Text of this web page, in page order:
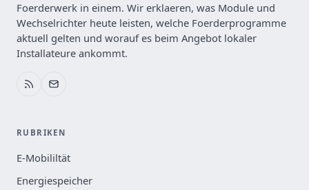
Foerderwerk in einem. Wir erklaeren, was Module und
Wechselrichter heute leisten, welche Foerderprogramme
aktuell gelten und worauf es beim Angebot lokaler
Installateure ankommt.
RUBRIKEN
E-Mobililtät
Energiespeicher